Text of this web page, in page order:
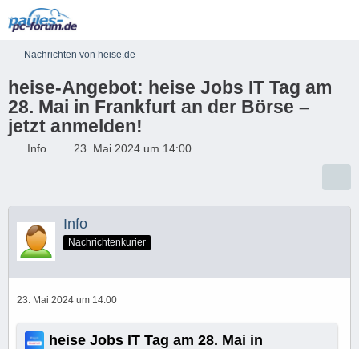
Nachrichten von heise.de
heise-Angebot: heise Jobs IT Tag am
28. Mai in Frankfurt an der Börse –
jetzt anmelden!
Info 23. Mai 2024 um 14:00
Info
Nachrichtenkurier
23. Mai 2024 um 14:00
heise Jobs IT Tag am 28. Mai in